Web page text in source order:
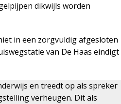
dikwijls worden
in een zorgvuldig afgesloten
van De Haas eindigt
en treedt op als spreker
verheugen. Dit als